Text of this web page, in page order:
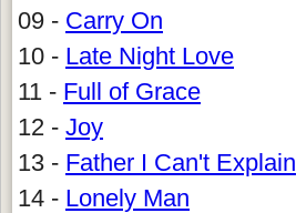
09 - Carry On
10 - Late Night Love
11 - Full of Grace
12 - Joy
13 - Father I Can't Explain
14 - Lonely Man